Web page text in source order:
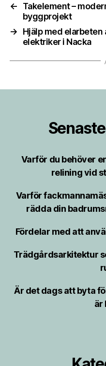
←
Takelement –
byggprojekt
→
Hjälp med
elektriker i Nacka
Varför du behöver
relining vid
Varför
rädda din
Fördelar med att
Trädgårdsarkitektur
Är det dags att byta
är